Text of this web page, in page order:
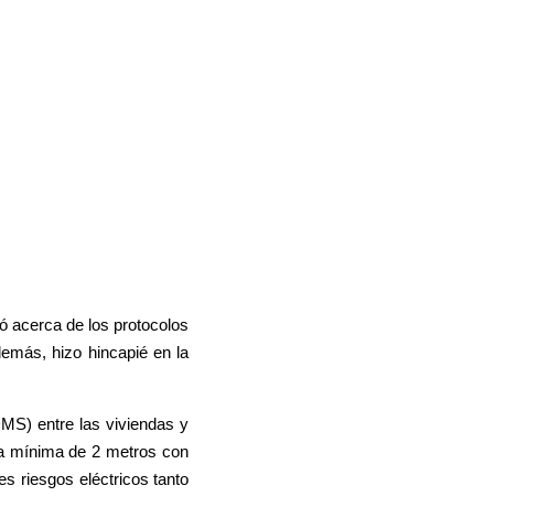
acerca de los protocolos
hizo hincapié en la
entre las viviendas y
mínima de 2 metros con
riesgos eléctricos tanto